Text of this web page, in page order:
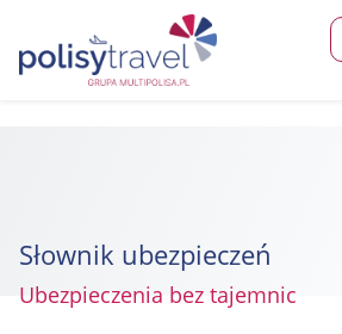
Słownik ubezpieczeń
Ubezpieczenia bez tajemnic